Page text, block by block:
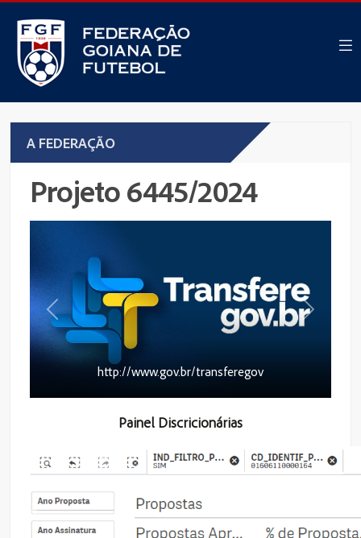
A FEDERAÇÃO
Projeto 6445/2024
http://www.gov.br/transferegov
Previous Next
Painel Discricionárias